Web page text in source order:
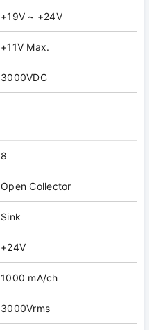
+19V ~ +24V
+11V Max.
3000VDC
8
Open Collector
Sink
+24V
1000 mA/ch
3000Vrms